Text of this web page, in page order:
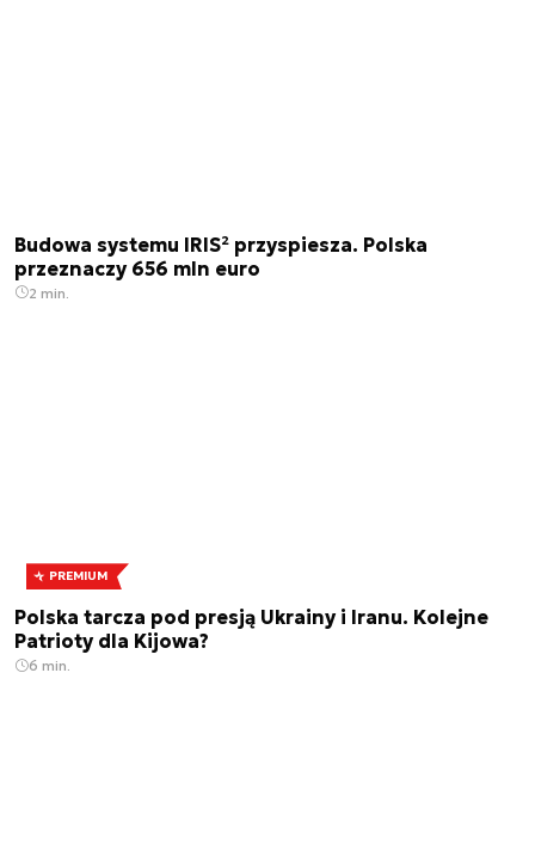
Budowa systemu IRIS² przyspiesza. Polska
przeznaczy 656 mln euro
2 min.
PREMIUM
Polska tarcza pod presją Ukrainy i Iranu. Kolejne
Patrioty dla Kijowa?
6 min.